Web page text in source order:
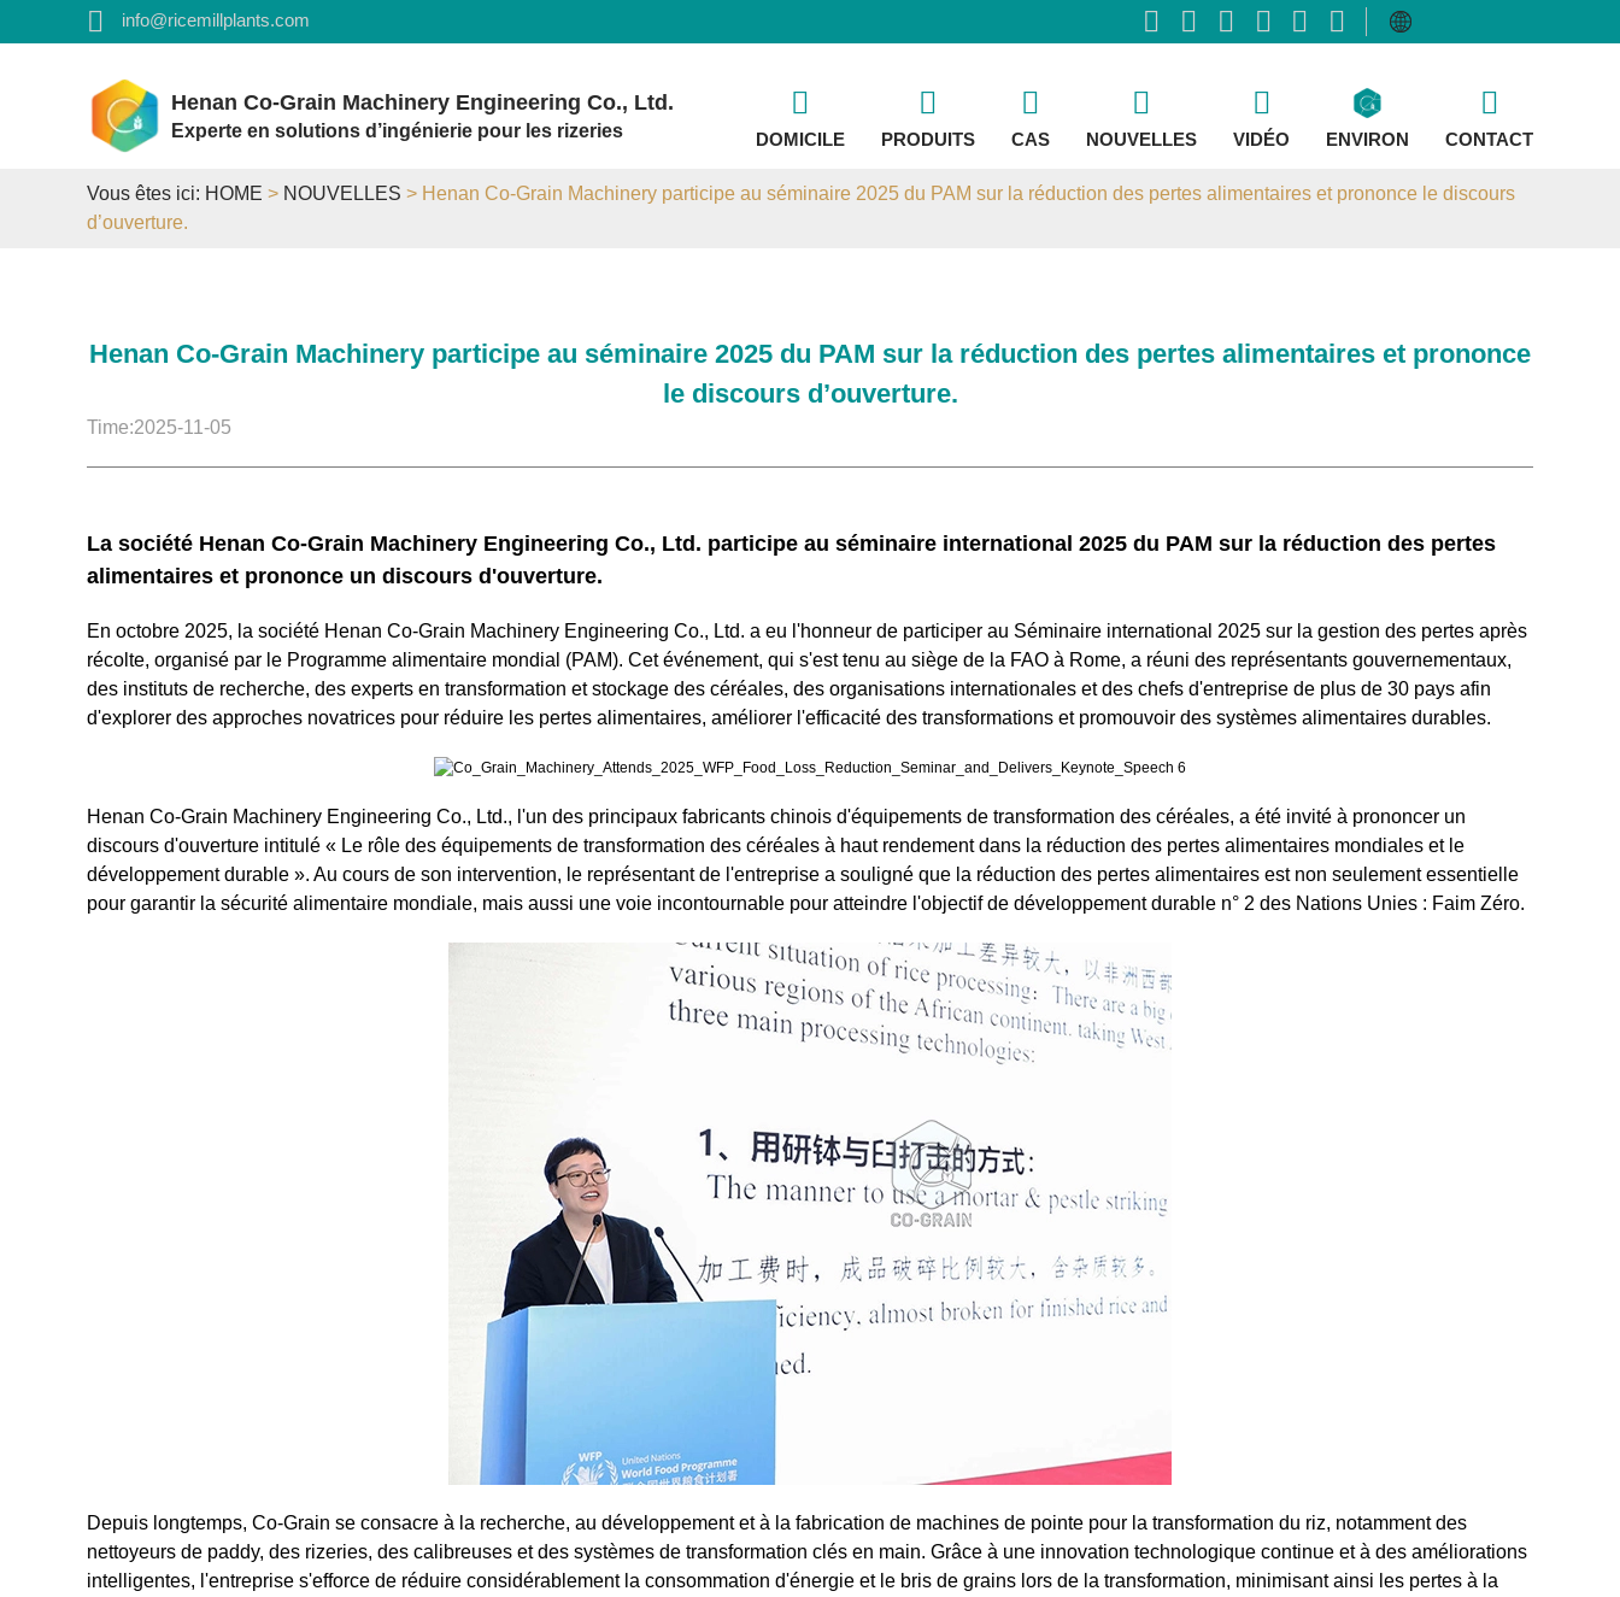
info@ricemillplants.com
Henan Co-Grain Machinery Engineering Co., Ltd.
Experte en solutions d’ingénierie pour les rizeries DOMICILE PRODUITS CAS NOUVELLES VIDÉO ENVIRON CONTACT
Vous êtes ici: HOME > NOUVELLES > Henan Co-Grain Machinery participe au séminaire 2025 du PAM sur la réduction des pertes alimentaires et prononce le discours
d’ouverture.
Henan Co-Grain Machinery participe au séminaire 2025 du PAM sur la réduction des pertes alimentaires et prononce
le discours d’ouverture.
Time:2025-11-05
La société Henan Co-Grain Machinery Engineering Co., Ltd. participe au séminaire international 2025 du PAM sur la réduction des pertes
alimentaires et prononce un discours d'ouverture.
En octobre 2025, la société Henan Co-Grain Machinery Engineering Co., Ltd. a eu l'honneur de participer au Séminaire international 2025 sur la gestion des pertes après
récolte, organisé par le Programme alimentaire mondial (PAM). Cet événement, qui s'est tenu au siège de la FAO à Rome, a réuni des représentants gouvernementaux,
des instituts de recherche, des experts en transformation et stockage des céréales, des organisations internationales et des chefs d'entreprise de plus de 30 pays afin
d'explorer des approches novatrices pour réduire les pertes alimentaires, améliorer l'efficacité des transformations et promouvoir des systèmes alimentaires durables.
Henan Co-Grain Machinery Engineering Co., Ltd., l'un des principaux fabricants chinois d'équipements de transformation des céréales, a été invité à prononcer un
discours d'ouverture intitulé « Le rôle des équipements de transformation des céréales à haut rendement dans la réduction des pertes alimentaires mondiales et le
développement durable ». Au cours de son intervention, le représentant de l'entreprise a souligné que la réduction des pertes alimentaires est non seulement essentielle
pour garantir la sécurité alimentaire mondiale, mais aussi une voie incontournable pour atteindre l'objectif de développement durable n° 2 des Nations Unies : Faim Zéro.
Depuis longtemps, Co-Grain se consacre à la recherche, au développement et à la fabrication de machines de pointe pour la transformation du riz, notamment des
nettoyeurs de paddy, des rizeries, des calibreuses et des systèmes de transformation clés en main. Grâce à une innovation technologique continue et à des améliorations
intelligentes, l'entreprise s'efforce de réduire considérablement la consommation d'énergie et le bris de grains lors de la transformation, minimisant ainsi les pertes à la